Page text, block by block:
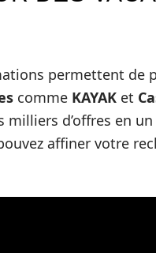
permettent de
comme KAYAK et
d’offres en un
affiner votre